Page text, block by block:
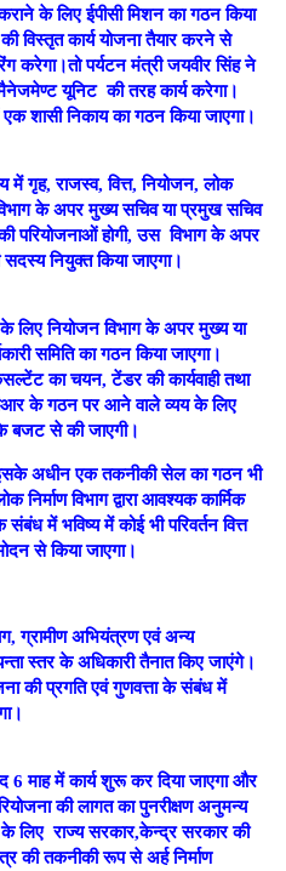
के लिए ईपीसी मिशन का गठन किया
विस्तृत कार्य योजना तैयार करने से
करेगा।तो पर्यटन मंत्री जयवीर सिंह ने
यूनिट की तरह कार्य करेगा।
शासी निकाय का गठन किया जाएगा।
में गृह, राजस्व, वित्त, नियोजन, लोक
के अपर मुख्य सचिव या प्रमुख सचिव
परियोजनाओं होगी, उस विभाग के अपर
नियुक्त किया जाएगा।
लिए नियोजन विभाग के अपर मुख्य या
समिति का गठन किया जाएगा।
का चयन, टेंडर की कार्यवाही तथा
के गठन पर आने वाले व्यय के लिए
के बजट से की जाएगी।
इसके अधीन एक तकनीकी सेल का गठन भी
विभाग द्वारा आवश्यक कार्मिक
में भविष्य में कोई भी परिवर्तन वित्त
से किया जाएगा।
ग्रामीण अभियंत्रण एवं अन्य
स्तर के अधिकारी तैनात किए जाएंगे।
की प्रगति एवं गुणवत्ता के संबंध में
6 माह में कार्य शुरू कर दिया जाएगा और
की लागत का पुनरीक्षण अनुमन्य
के लिए राज्य सरकार,केन्द्र सरकार की
की तकनीकी रूप से अर्ह निर्माण